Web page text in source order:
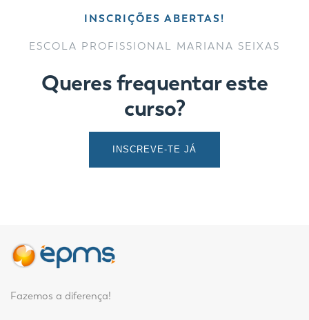
INSCRIÇÕES ABERTAS!
ESCOLA PROFISSIONAL MARIANA SEIXAS
Queres frequentar este
curso?
INSCREVE-TE JÁ
Fazemos a diferença!